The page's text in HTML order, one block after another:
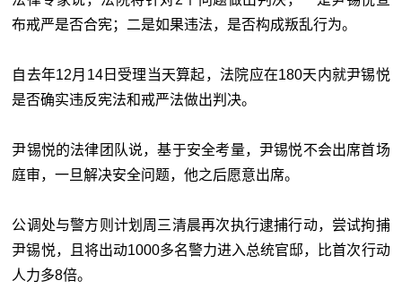
布戒严是否合宪；二是如果违法，是否构成叛乱行为。
自去年12月14日受理当天算起，法院应在180天内就尹锡悦
是否确实违反宪法和戒严法做出判决。
尹锡悦的法律团队说，基于安全考量，尹锡悦不会出席首场
庭审，一旦解决安全问题，他之后愿意出席。
公调处与警方则计划周三清晨再次执行逮捕行动，尝试拘捕
尹锡悦，且将出动1000多名警力进入总统官邸，比首次行动
人力多8倍。